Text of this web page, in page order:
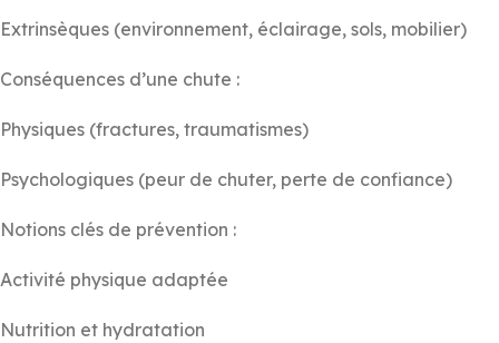
Extrinsèques (environnement, éclairage, sols, mobilier)
Conséquences d’une chute :
Physiques (fractures, traumatismes)
Psychologiques (peur de chuter, perte de confiance)
Notions clés de prévention :
Activité physique adaptée
Nutrition et hydratation